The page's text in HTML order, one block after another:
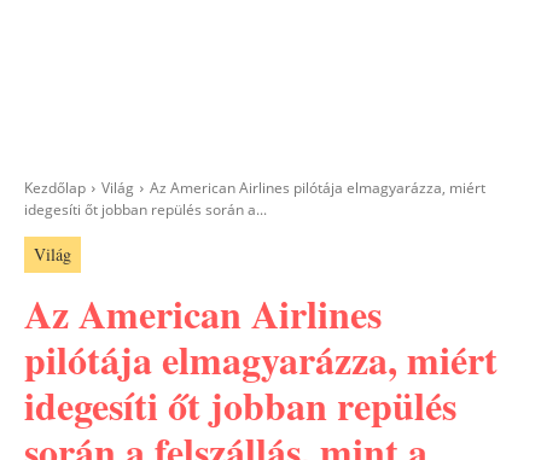
Kezdőlap Világ
Az American Airlines pilótája elmagyarázza, miért
idegesíti őt jobban repülés során a...
Világ
Az American Airlines
pilótája elmagyarázza, miért
idegesíti őt jobban repülés